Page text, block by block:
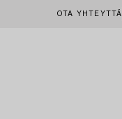
OTA YHTEYTTÄ